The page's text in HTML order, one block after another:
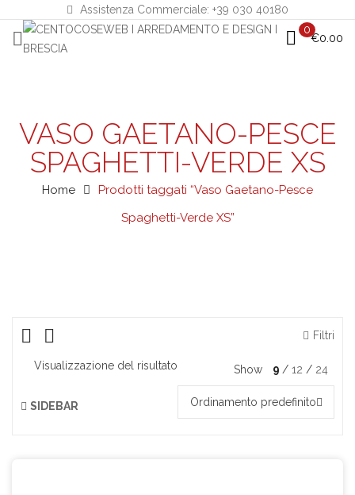
Assistenza Commerciale: +39 030 40180
0
€0.00
VASO GAETANO-PESCE
SPAGHETTI-VERDE XS
Home
Prodotti taggati “Vaso Gaetano-Pesce
Spaghetti-Verde XS”
Filtri
Visualizzazione del risultato Show 9 12 24
SIDEBAR Ordinamento predefinito